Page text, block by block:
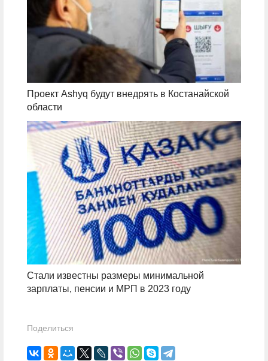
Проект Ashyq будут внедрять в Костанайской
области
Стали известны размеры минимальной
зарплаты, пенсии и МРП в 2023 году
Поделиться